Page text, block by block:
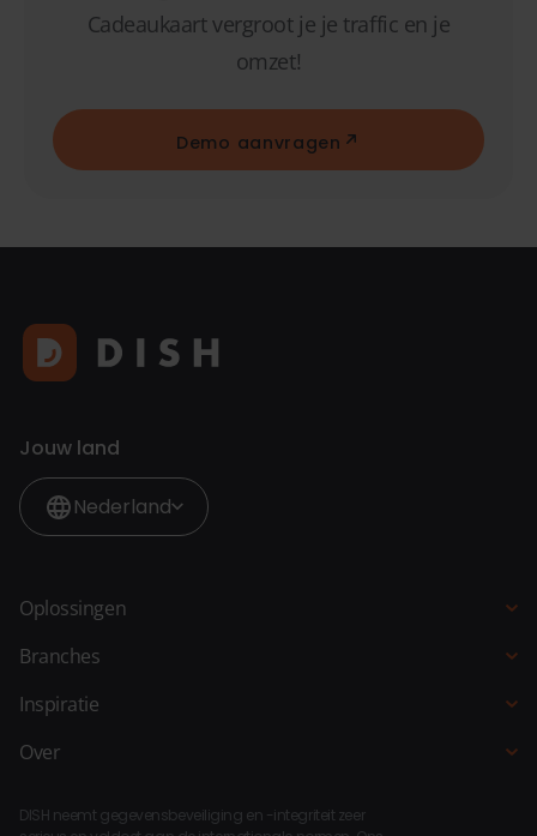
Cadeaukaart vergroot je je traffic en je
omzet!
Demo aanvragen
Jouw land
Nederland
Oplossingen
Kassasysteem
Bestelsite
Branches
Horeca
Fastservice
Inspiratie
Blogs
Over
DISH neemt gegevensbeveiliging en -integriteit zeer